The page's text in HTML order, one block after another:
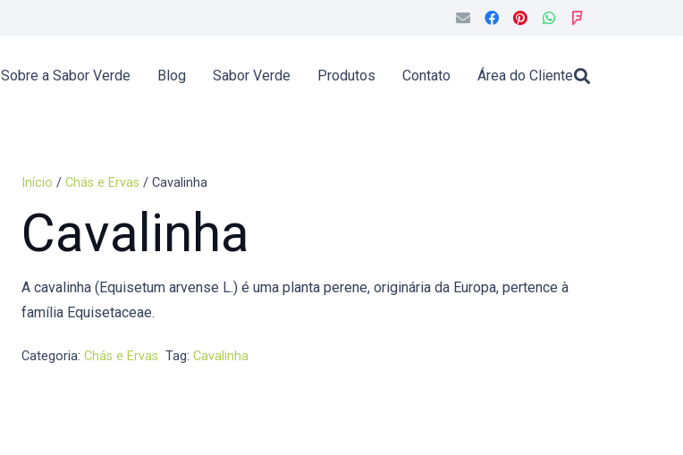
Sobre a Sabor Verde Blog Sabor Verde Produtos Contato Área do Cliente
Início / Chás e Ervas / Cavalinha
Cavalinha
A cavalinha (Equisetum arvense L.) é uma planta perene, originária da Europa, pertence à
família Equisetaceae.
Categoria: Chás e Ervas Tag:Cavalinha